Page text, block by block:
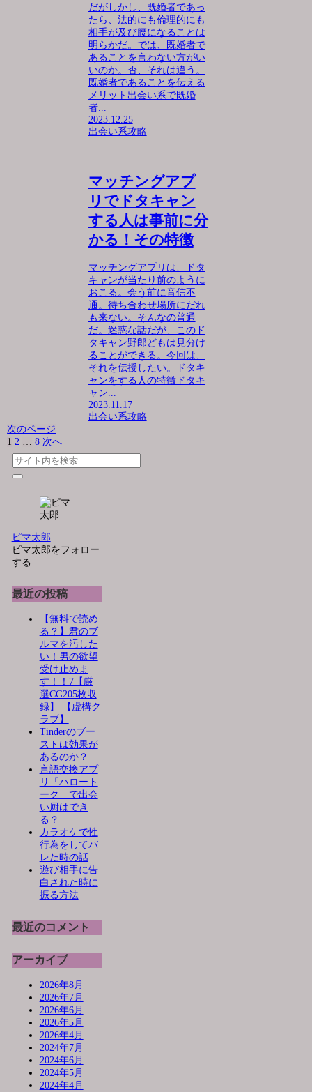
だがしかし、既婚者であっ
たら、法的にも倫理的にも
相手が及び腰になることは
明らかだ。では、既婚者で
あることを言わない方がい
いのか。否、それは違う。
既婚者であることを伝える
メリット出会い系で既婚
者...
2023.12.25
出会い系攻略
マッチングアプ
リでドタキャン
する人は事前に分
かる！その特徴
マッチングアプリは、ドタ
キャンが当たり前のように
おこる。会う前に音信不
通。待ち合わせ場所にだれ
も来ない。そんなの普通
だ。迷惑な話だが、このド
タキャン野郎どもは見分け
ることができる。今回は、
それを伝授したい。ドタキ
ャンをする人の特徴ドタキ
ャン...
2023.11.17
出会い系攻略
次のページ
1 2 … 8 次へ
ピマ太郎
ピマ太郎をフォロー
する
最近の投稿
【無料で読め
る？】君のブ
ルマを汚した
い！男の欲望
受け止めま
す！！7【厳
選CG205枚収
録】 【虚構ク
ラブ】
Tinderのブー
ストは効果が
あるのか？
言語交換アプ
リ「ハロート
ーク」で出会
い厨はでき
る？
カラオケで性
行為をしてバ
レた時の話
遊び相手に告
白された時に
振る方法
最近のコメント
アーカイブ
2026年8月
2026年7月
2026年6月
2026年5月
2026年4月
2024年7月
2024年6月
2024年5月
2024年4月